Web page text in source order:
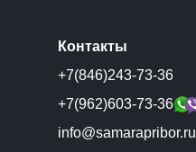
Контакты
+7(846)243-73-36
+7(962)603-73-36
info@samarapribor.ru